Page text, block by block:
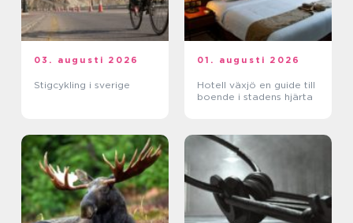
03. augusti 2026
Stigcykling i sverige
01. augusti 2026
Hotell växjö en guide till
boende i stadens hjärta